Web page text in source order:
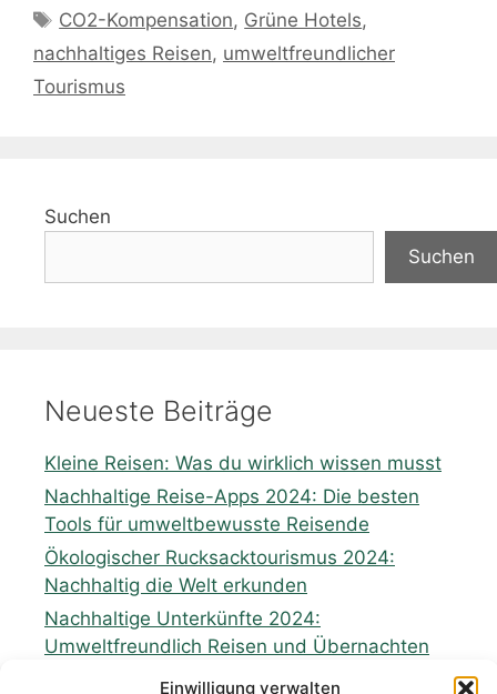
Einwilligung verwalten
Schlagwörter
CO2-Kompensation, Grüne Hotels,
nachhaltiges Reisen, umweltfreundlicher
Tourismus
Suchen
Suchen
Neueste Beiträge
Kleine Reisen: Was du wirklich wissen musst
Nachhaltige Reise-Apps 2024: Die besten
Tools für umweltbewusste Reisende
Ökologischer Rucksacktourismus 2024:
Nachhaltig die Welt erkunden
Nachhaltige Unterkünfte 2024:
Umweltfreundlich Reisen und Übernachten
Zukunft nachhaltiges Reisen: Perspektiven